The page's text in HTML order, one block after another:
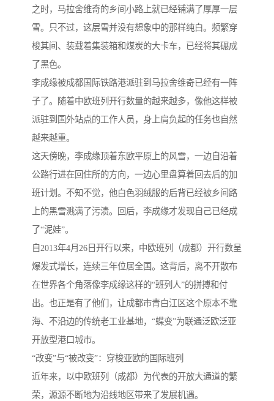
之时，马拉舍维奇的乡间小路上就已经铺满了厚厚一层
雪。只不过，这层雪并没有想象中的那样纯白。频繁穿
梭其间、装载着集装箱和煤炭的大卡车，已经将其碾成
了黑色。
李成缘被成都国际铁路港派驻到马拉舍维奇已经有一阵
子了。随着中欧班列开行数量的越来越多，像他这样被
派驻到国外站点的工作人员，身上肩负起的任务也自然
越来越重。
这天傍晚，李成缘顶着东欧平原上的风雪，一边自沿着
公路行进在回住所的方向，一边心里盘算着回去后的加
班计划。不知不觉，他白色羽绒服的后背已经被乡间路
上的黑雪溅满了污渍。回后，李成缘才发现自己已经成
了“泥娃”。
自2013年4月26日开行以来，中欧班列（成都）开行数呈
爆发式增长，连续三年位居全国。这背后，离不开散布
在世界各个角落像李成缘这样的“班列人”的拼搏和付
出。也正是有了他们，让成都市青白江区这个原本不靠
海、不沿边的传统老工业基地，“蝶变”为联通泛欧泛亚
开放型港口城市。
“改变”与“被改变”：穿梭亚欧的国际班列
近年来，以中欧班列（成都）为代表的开放大通道的繁
荣，源源不断地为沿线地区带来了发展机遇。